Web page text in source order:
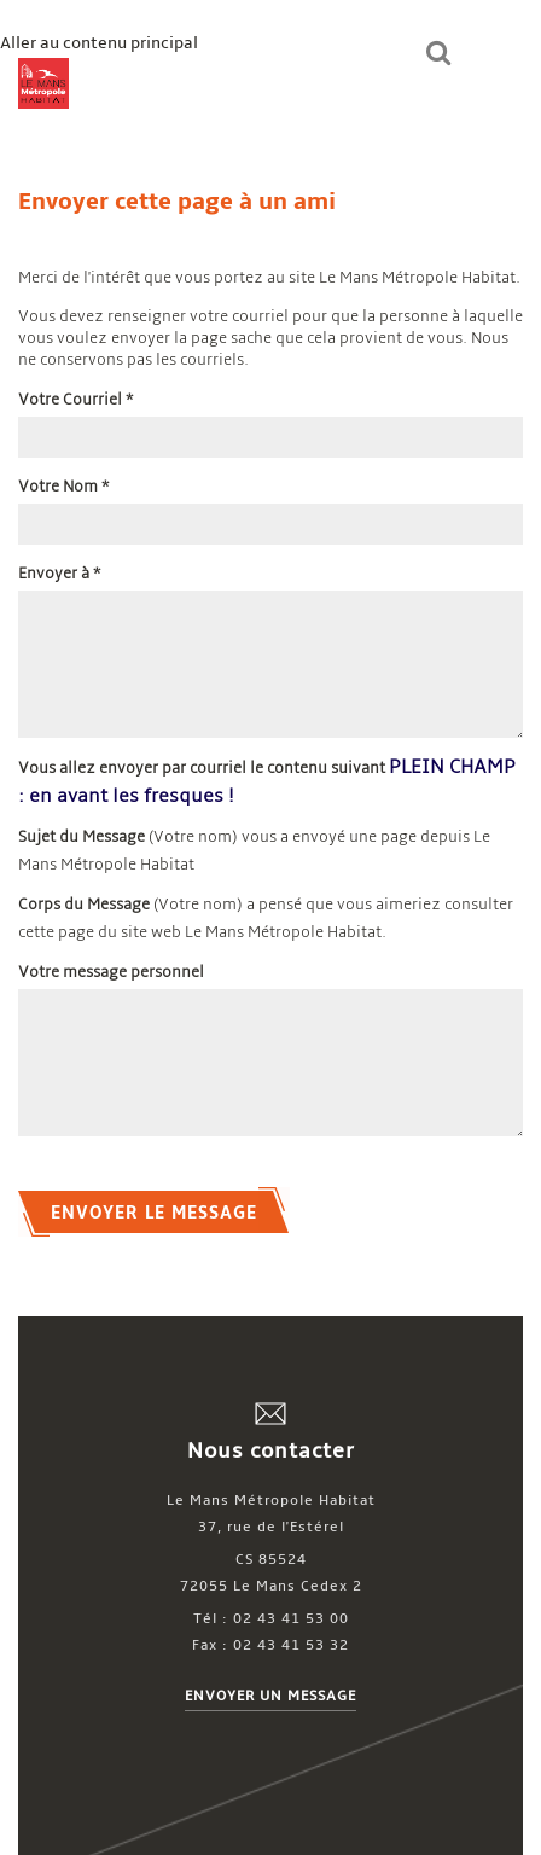
Aller au contenu principal
lmmhabitat.com
Paiement en ligne Mon espace Bienvenue chez vous
Envoyer cette page à un ami
Merci de l'intérêt que vous portez au site Le Mans Métropole Habitat.
Vous devez renseigner votre courriel pour que la personne à laquelle
vous voulez envoyer la page sache que cela provient de vous. Nous
ne conservons pas les courriels.
Votre Courriel *
Votre Nom*
Envoyer à*
Vous allez envoyer par courriel le contenu suivant PLEIN CHAMP
: en avant les fresques !
Sujet du Message (Votre nom) vous a envoyé une page depuis Le
Mans Métropole Habitat
Corps du Message (Votre nom) a pensé que vous aimeriez consulter
cette page du site web Le Mans Métropole Habitat.
Votre message personnel
ENVOYER LE MESSAGE
Nous contacter
Le Mans Métropole Habitat
37, rue de l'Estérel
CS 85524
72055 Le Mans Cedex 2
Tél : 02 43 41 53 00
Fax : 02 43 41 53 32
ENVOYER UN MESSAGE